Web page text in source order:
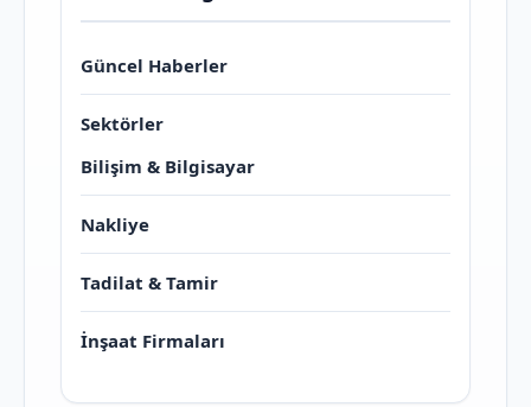
Güncel Haberler
Sektörler
Bilişim & Bilgisayar
Nakliye
Tadilat & Tamir
İnşaat Firmaları